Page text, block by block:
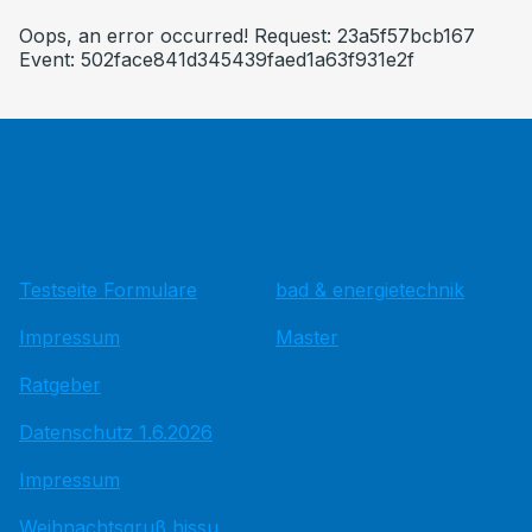
Oops, an error occurred! Request: 23a5f57bcb167
Event: 502face841d345439faed1a63f931e2f
Testseite Formulare
Impressum
Ratgeber
Datenschutz 1.6.2026
Impressum
Weihnachtsgruß hissu
bad & energietechnik
Master